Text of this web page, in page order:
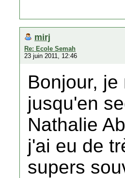
mirj
Re: Ecole Semah
23 juin 2011, 12:46
Bonjour,
jusqu'en
Nathalie
j'ai eu de
supers